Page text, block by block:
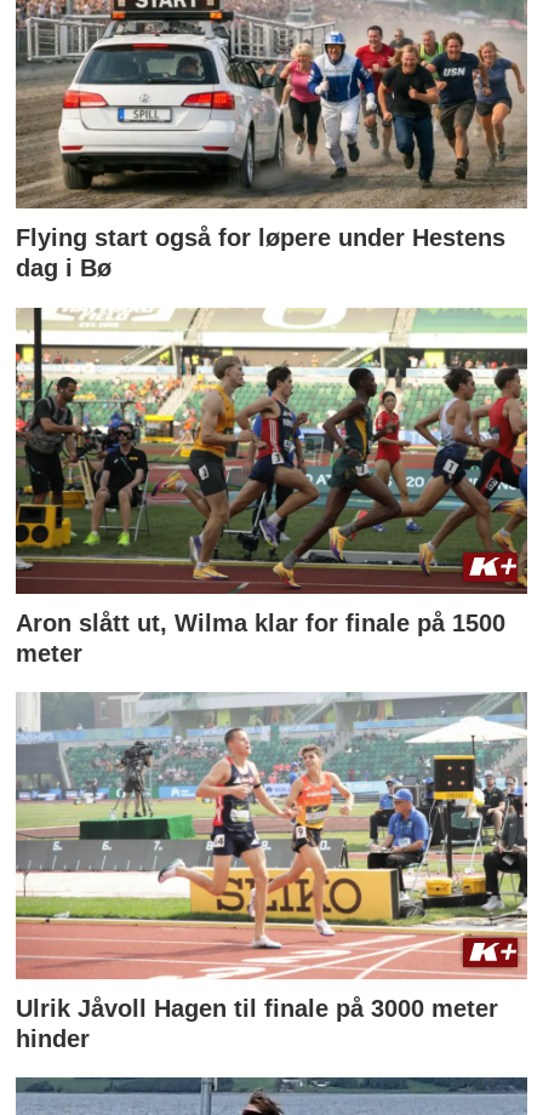
Flying start også for løpere under Hestens
dag i Bø
Aron slått ut, Wilma klar for finale på 1500
meter
Ulrik Jåvoll Hagen til finale på 3000 meter
hinder